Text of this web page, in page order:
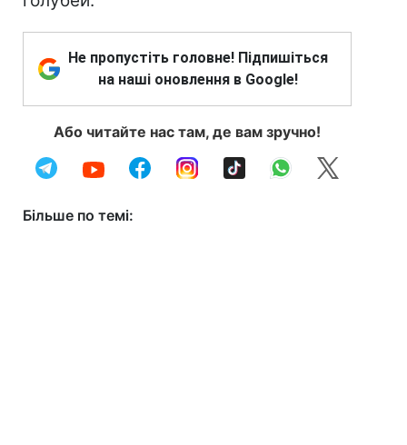
Не пропустіть головне! Підпишіться
на наші оновлення в Google!
Або читайте нас там, де вам зручно!
Більше по темі: